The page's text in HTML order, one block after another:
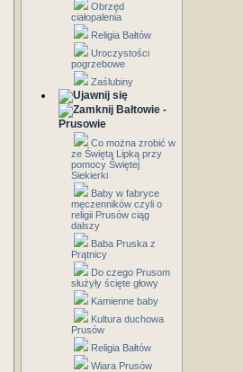
Obrzęd
ciałopalenia
Religia Bałtów
Uroczystości
pogrzebowe
Zaślubiny
Bałtowie -
Prusowie
Co można zrobić w
ze Świętą Lipką przy
pomocy Świętej
Siekierki
Baby w fabryce
męczenników czyli o
religii Prusów ciąg
dalszy
Baba Pruska z
Prątnicy
Do czego Prusom
służyły ścięte głowy
Kamienne baby
Kultura duchowa
Prusów
Religia Bałtów
Wiara Prusów